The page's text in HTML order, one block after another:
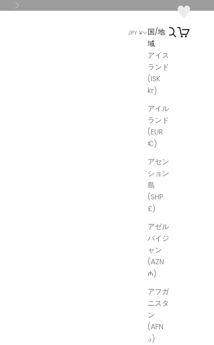
次へ
JPY ¥
国/地
域
アイス
ランド
(ISK
kr)
アイル
ランド
(EUR
€)
アセン
ション
島
(SHP
£)
アゼル
バイジ
ャン
(AZN
₼)
アフガ
ニスタ
ン
(AFN
؋)
検索カート